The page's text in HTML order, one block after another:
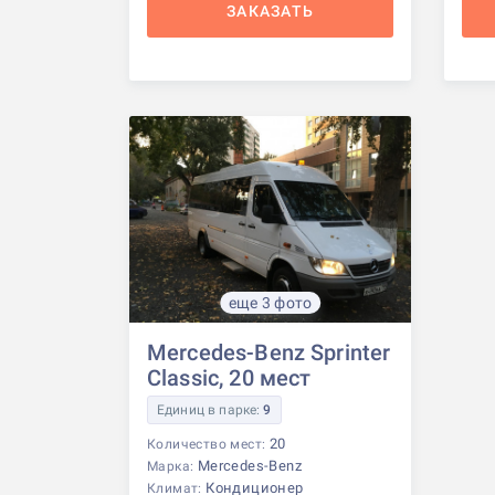
ЗАКАЗАТЬ
еще 3 фото
Mercedes-Benz Sprinter
Classic, 20 мест
Единиц в парке:9
Количество мест: 20
Марка: Mercedes-Benz
Климат: Кондиционер